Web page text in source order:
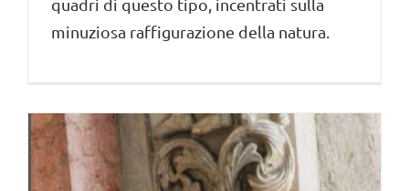
quadri di questo tipo, incentrati sulla
minuziosa raffigurazione della natura.